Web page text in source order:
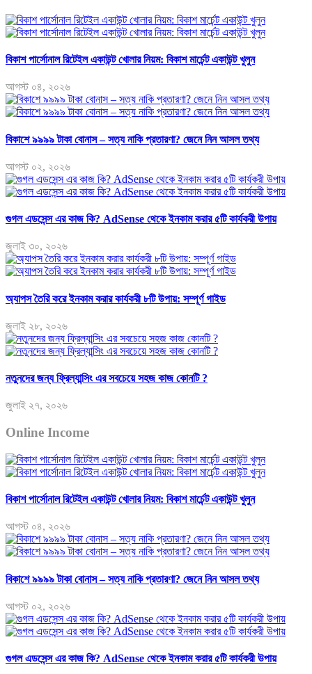
বিকাশ পার্সোনাল রিটেইল একাউন্ট খোলার নিয়ম: বিকাশ মার্চেন্ট একাউন্ট খুলুন
আগস্ট ০৪, ২০২৬
বিকাশে ৯৯৯৯ টাকা বোনাস – সত্য নাকি প্রতারণা? জেনে নিন আসল তথ্য
আগস্ট ০২, ২০২৬
গুগল এডসেন্স এর কাজ কি? AdSense থেকে ইনকাম করার ৫টি কার্যকরী উপায়
জুলাই ৩০, ২০২৬
অ্যাপস তৈরি করে ইনকাম করার কার্যকরী ৮টি উপায়: সম্পূর্ণ গাইড
জুলাই ২৮, ২০২৬
নতুনদের জন্য ফ্রিল্যান্সিং এর সবচেয়ে সহজ কাজ কোনটি ?
জুলাই ২৭, ২০২৬
Online Income
বিকাশ পার্সোনাল রিটেইল একাউন্ট খোলার নিয়ম: বিকাশ মার্চেন্ট একাউন্ট খুলুন
আগস্ট ০৪, ২০২৬
বিকাশে ৯৯৯৯ টাকা বোনাস – সত্য নাকি প্রতারণা? জেনে নিন আসল তথ্য
আগস্ট ০২, ২০২৬
গুগল এডসেন্স এর কাজ কি? AdSense থেকে ইনকাম করার ৫টি কার্যকরী উপায়